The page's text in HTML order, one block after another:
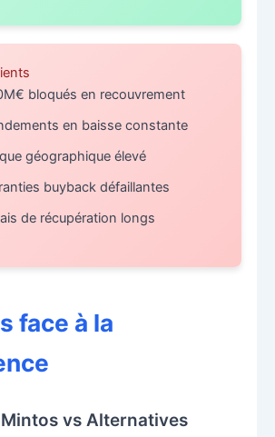
bloqués en recouvrement
en baisse constante
géographique élevé
buyback défaillantes
de récupération longs
face à la
vs Alternatives